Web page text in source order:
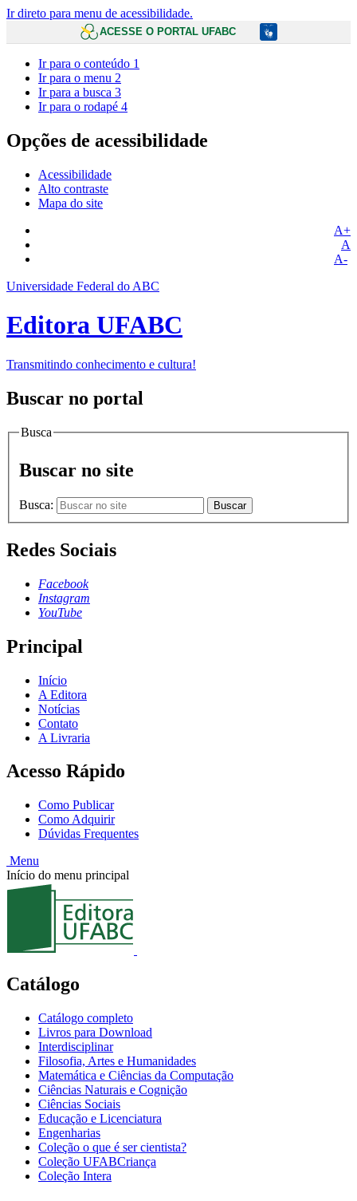
Ir direto para menu de acessibilidade.
ACESSE O PORTAL UFABC
Ir para o conteúdo 1
Ir para o menu 2
Ir para a busca 3
Ir para o rodapé 4
Opções de acessibilidade
Acessibilidade
Alto contraste
Mapa do site
A+
A
A-
Universidade Federal do ABC
Editora UFABC
Transmitindo conhecimento e cultura!
Buscar no portal
Busca
Buscar no site
Busca: Buscar
Redes Sociais
Facebook
Instagram
YouTube
Principal
Início
A Editora
Notícias
Contato
A Livraria
Acesso Rápido
Como Publicar
Como Adquirir
Dúvidas Frequentes
Menu
Início do menu principal
Catálogo
Catálogo completo
Livros para Download
Interdisciplinar
Filosofia, Artes e Humanidades
Matemática e Ciências da Computação
Ciências Naturais e Cognição
Ciências Sociais
Educação e Licenciatura
Engenharias
Coleção o que é ser cientista?
Coleção UFABCriança
Coleção Intera